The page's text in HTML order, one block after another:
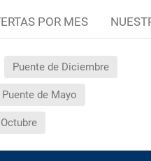
POR MES
Puente de Diciembre
Puente de Mayo